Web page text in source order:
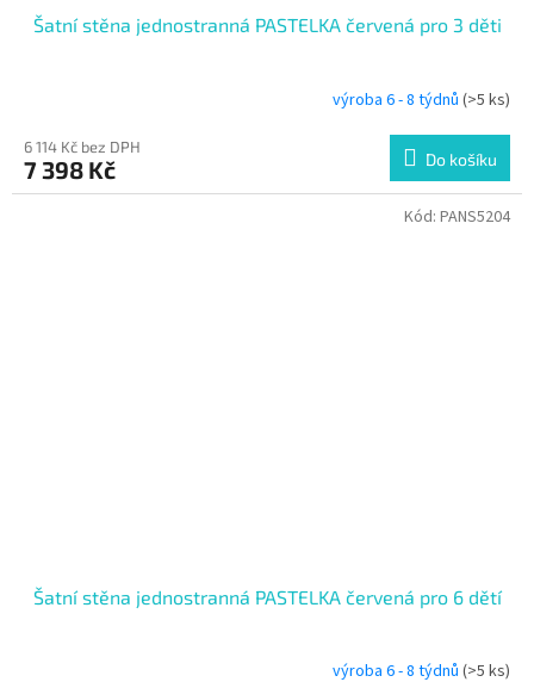
Šatní stěna jednostranná PASTELKA červená pro 3 děti
výroba 6 - 8 týdnů (>5 ks)
6 114 Kč bez DPH
7 398 Kč Do košíku
Šatní stěna jednostranná PASTELKA červená pro 6 dětí
výroba 6 - 8 týdnů (>5 ks)
Kód: PANS5204